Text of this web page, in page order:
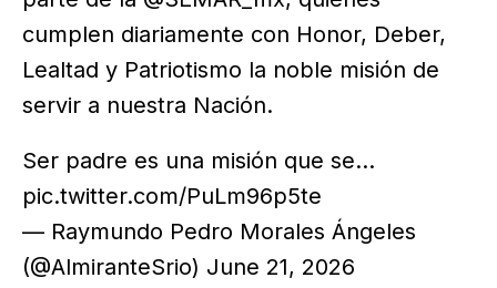
cumplen diariamente con Honor, Deber,
Lealtad y Patriotismo la noble misión de
servir a nuestra Nación.
Ser padre es una misión que se…
pic.twitter.com/PuLm96p5te
— Raymundo Pedro Morales Ángeles
(@AlmiranteSrio) June 21, 2026